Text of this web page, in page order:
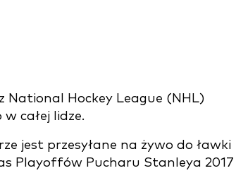
National Hockey League (NHL)
całej lidze.
jest przesyłane na żywo do ławki
Playoffów Pucharu Stanleya 2017